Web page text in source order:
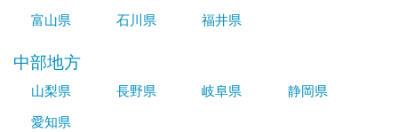
富山県
石川県 福井県
中部地方
山梨県 長野県 岐阜県
静岡県
愛知県